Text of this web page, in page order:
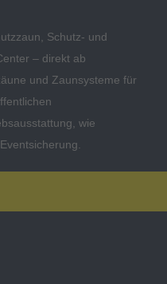
Schutz- und
– direkt ab
und Zaunsysteme für
wie